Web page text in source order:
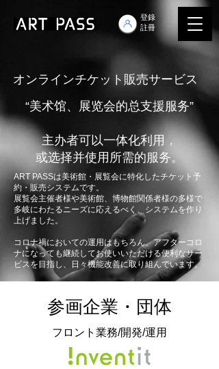
登錄
註冊
​オンラインチケット販売サービス
“美术馆、展览会的总支援服务”
主办者可以一体化利用，
或选择并使用所需的服务。
ART PASSは美術館・展覧会に特化したチケット予
約・販売システムです。
展覧会主催者様や美術館、博物館関係者様の多様で
多岐にわたるニーズに応えるべく、システムを作り
上げました。
コロナ禍においての運用はもちろん、アフターコロ
ナになっても継続してお使いいただける便利なサー
ビスを目指し、日々機能改善に取り組んでいます。
参画企業・団体
​フロント業務/開発/運用